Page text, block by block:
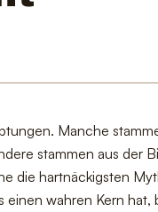
Manche
stammen aus der
die hartnäckigsten
wahren Kern hat,